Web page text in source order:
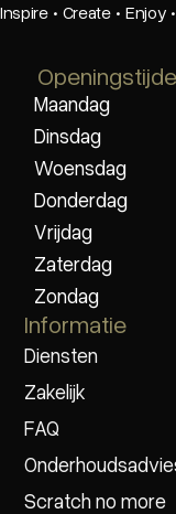
Inspire · Create · Enjoy ·
Maandag
Dinsdag
Woensdag
Donderdag
Vrijdag
Zaterdag
Zondag
Informatie
Diensten
Zakelijk
FAQ
Scratch no more